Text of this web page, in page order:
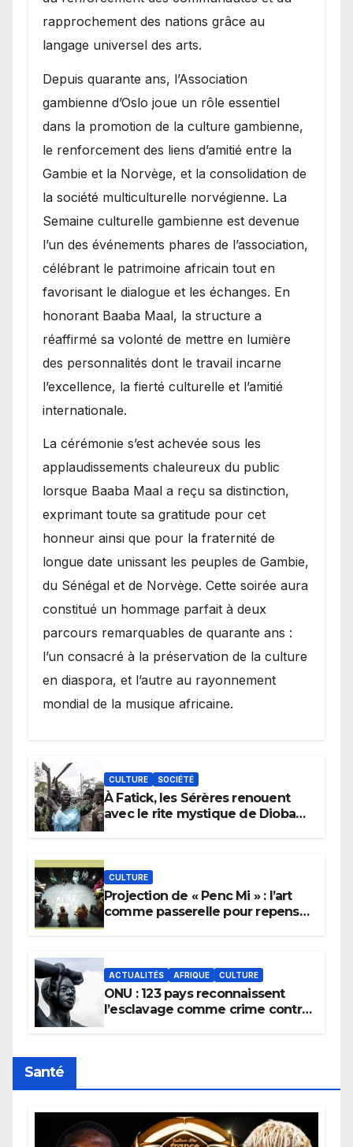
rapprochement des nations grâce au
langage universel des arts.
​Depuis quarante ans, l’Association
gambienne d’Oslo joue un rôle essentiel
dans la promotion de la culture gambienne,
le renforcement des liens d’amitié entre la
Gambie et la Norvège, et la consolidation de
la société multiculturelle norvégienne. La
Semaine culturelle gambienne est devenue
l’un des événements phares de l’association,
célébrant le patrimoine africain tout en
favorisant le dialogue et les échanges. En
honorant Baaba Maal, la structure a
réaffirmé sa volonté de mettre en lumière
des personnalités dont le travail incarne
l’excellence, la fierté culturelle et l’amitié
internationale.
​La cérémonie s’est achevée sous les
applaudissements chaleureux du public
lorsque Baaba Maal a reçu sa distinction,
exprimant toute sa gratitude pour cet
honneur ainsi que pour la fraternité de
longue date unissant les peuples de Gambie,
du Sénégal et de Norvège. Cette soirée aura
constitué un hommage parfait à deux
parcours remarquables de quarante ans :
l’un consacré à la préservation de la culture
en diaspora, et l’autre au rayonnement
mondial de la musique africaine.
CULTURE SOCIÉTÉ
À Fatick, les Sérères renouent
avec le rite mystique de Diobaye
CULTURE
Projection de « Penc Mi » : l’art
comme passerelle pour repenser
ACTUALITÉS AFRIQUE CULTURE
ONU : 123 pays reconnaissent
l’esclavage comme crime contre
Santé